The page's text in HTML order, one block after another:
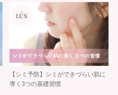
【シミ予防】シミができづらい肌に
導く3つの基礎習慣